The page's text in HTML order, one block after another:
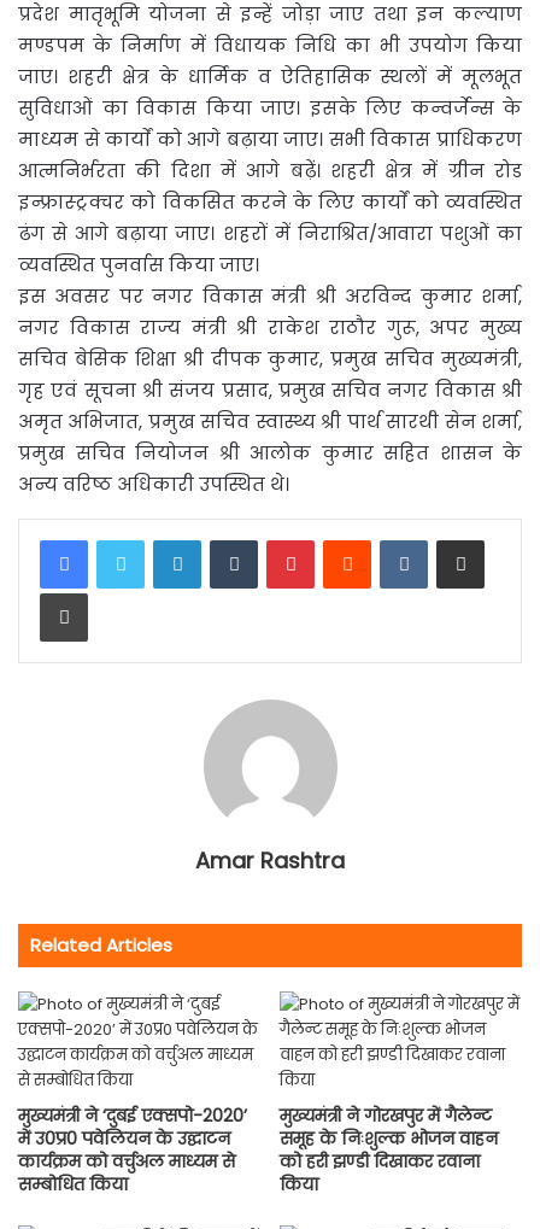
प्रदेश मातृभूमि योजना से इन्हें जोड़ा जाए तथा इन कल्याण
मण्डपम के निर्माण में विधायक निधि का भी उपयोग किया
जाए। शहरी क्षेत्र के धार्मिक व ऐतिहासिक स्थलों में मूलभूत
सुविधाओं का विकास किया जाए। इसके लिए कन्वर्जेन्स के
माध्यम से कार्याें को आगे बढ़ाया जाए। सभी विकास प्राधिकरण
आत्मनिर्भरता की दिशा में आगे बढ़ें। शहरी क्षेत्र में ग्रीन रोड
इन्फ्रास्ट्रक्चर को विकसित करने के लिए कार्याें को व्यवस्थित
ढंग से आगे बढ़ाया जाए। शहरों में निराश्रित/आवारा पशुओं का
व्यवस्थित पुनर्वास किया जाए।
इस अवसर पर नगर विकास मंत्री श्री अरविन्द कुमार शर्मा,
नगर विकास राज्य मंत्री श्री राकेश राठौर गुरू, अपर मुख्य
सचिव बेसिक शिक्षा श्री दीपक कुमार, प्रमुख सचिव मुख्यमंत्री,
गृह एवं सूचना श्री संजय प्रसाद, प्रमुख सचिव नगर विकास श्री
अमृत अभिजात, प्रमुख सचिव स्वास्थ्य श्री पार्थ सारथी सेन शर्मा,
प्रमुख सचिव नियोजन श्री आलोक कुमार सहित शासन के
अन्य वरिष्ठ अधिकारी उपस्थित थे।
LinkedInTumblrPinterestReddit VKontakteShare via Email
Print
Amar Rashtra
Related Articles
मुख्यमंत्री ने ‘दुबई एक्सपो-2020’
में उ0प्र0 पवेलियन के उद्घाटन
कार्यक्रम को वर्चुअल माध्यम से
सम्बोधित किया
मुख्यमंत्री ने गोरखपुर में गैलेन्ट
समूह के निःशुल्क भोजन वाहन
को हरी झण्डी दिखाकर रवाना
किया